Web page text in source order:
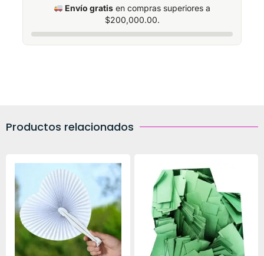
Envío gratis en compras superiores a
$200,000.00.
Productos relacionados